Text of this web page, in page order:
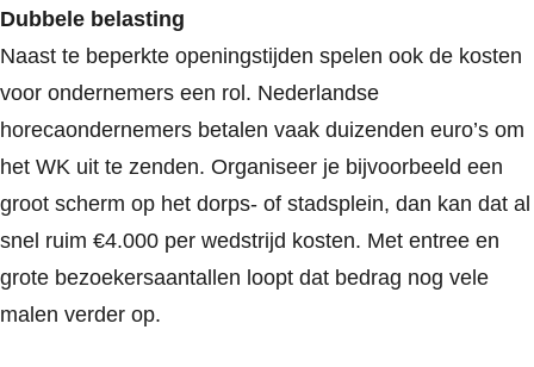
Dubbele belasting
Naast te beperkte openingstijden spelen ook de kosten
voor ondernemers een rol. Nederlandse
horecaondernemers betalen vaak duizenden euro’s om
het WK uit te zenden. Organiseer je bijvoorbeeld een
groot scherm op het dorps- of stadsplein, dan kan dat al
snel ruim €4.000 per wedstrijd kosten. Met entree en
grote bezoekersaantallen loopt dat bedrag nog vele
malen verder op.